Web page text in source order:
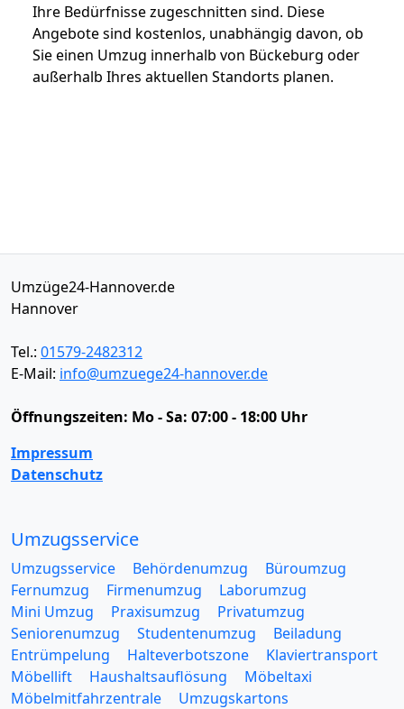
Ihre Bedürfnisse zugeschnitten sind. Diese
Angebote sind kostenlos, unabhängig davon, ob
Sie einen Umzug innerhalb von Bückeburg oder
außerhalb Ihres aktuellen Standorts planen.
Umzüge24-Hannover.de
Hannover
Tel.: 01579-2482312
E-Mail: info@umzuege24-hannover.de
Öffnungszeiten: Mo - Sa: 07:00 - 18:00 Uhr
Impressum
Datenschutz
Umzugsservice
Umzugsservice Behördenumzug
Büroumzug
Fernumzug
Firmenumzug
Laborumzug
Mini Umzug
Praxisumzug
Privatumzug
Seniorenumzug
Studentenumzug
Beiladung
Entrümpelung
Halteverbotszone
Klaviertransport
Möbellift
Haushaltsauflösung
Möbeltaxi
Möbelmitfahrzentrale
Umzugskartons